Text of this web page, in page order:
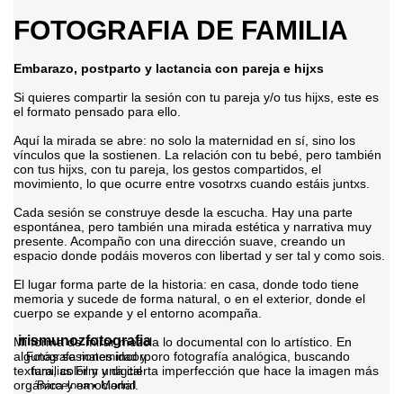
FOTOGRAFIA DE FAMILIA
Embarazo, postparto y lactancia con pareja e hijxs
Si quieres compartir la sesión con tu pareja y/o tus hijxs, este es
el formato pensado para ello.
Aquí la mirada se abre: no solo la maternidad en sí, sino los
vínculos que la sostienen. La relación con tu bebé, pero también
con tus hijxs, con tu pareja, los gestos compartidos, el
movimiento, lo que ocurre entre vosotrxs cuando estáis juntxs.
Cada sesión se construye desde la escucha. Hay una parte
espontánea, pero también una mirada estética y narrativa muy
presente. Acompaño con una dirección suave, creando un
espacio donde podáis moveros con libertad y ser tal y como sois.
El lugar forma parte de la historia: en casa, donde todo tiene
memoria y sucede de forma natural, o en el exterior, donde el
cuerpo se expande y el entorno acompaña.
Mi forma de mirar mezcla lo documental con lo artístico. En
algunas sesiones incorporo fotografía analógica, buscando
textura, color y una cierta imperfección que hace la imagen más
orgánica y emocional.
irismunozfotografia
Fotógrafa maternidad y
familiasFilm y digital
Barcelona • Madrid